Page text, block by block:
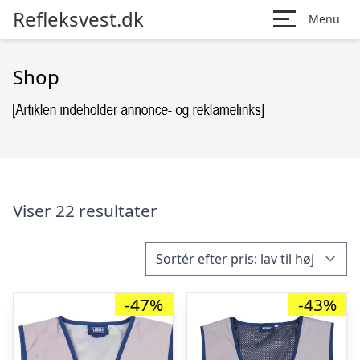
Refleksvest.dk Menu
Shop
Viser 22 resultater
-47% -43%